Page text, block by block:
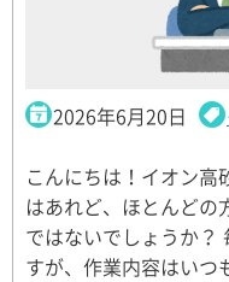
2026年6月20日
こんにちは！イオン高
はあれど、ほとんどの
ではないでしょうか？
すが、作業内容はい